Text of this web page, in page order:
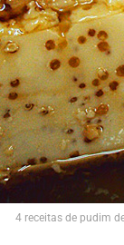
4 receitas de pudim